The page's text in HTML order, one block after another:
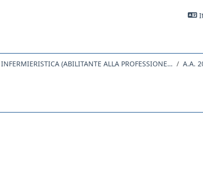
ME10 - INFERMIERISTICA (ABILITANTE ALLA PROFESSIONE SANITARIA DI INFERMIERE)
A.A.